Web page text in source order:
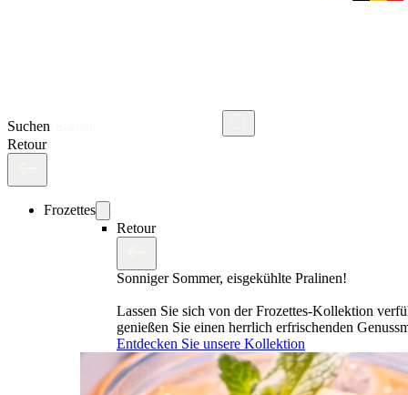
Suchen
Retour
Frozettes
Retour
Sonniger Sommer, eisgekühlte Pralinen!
Lassen Sie sich von der Frozettes-Kollektion
genießen Sie einen herrlich erfrischenden
Entdecken Sie unsere Kollektion